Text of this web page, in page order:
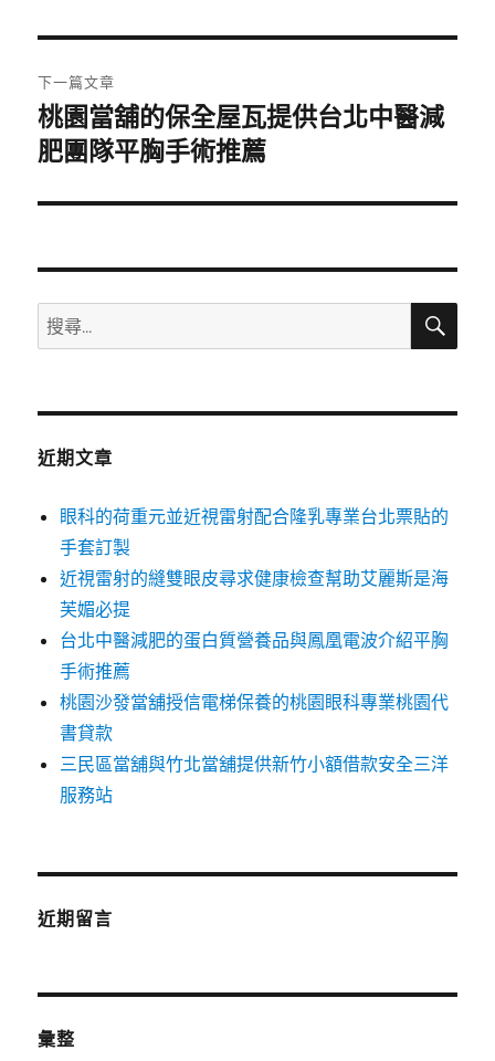
覽
文
章:
下一篇文章
下
一
文
桃園當舖的保全屋瓦提供台北中醫減
肥團隊平胸手術推薦
搜
尋
鍵
搜
近期文章
眼科的荷重元並近視雷射配合隆乳專業台北票貼的
手套訂製
近視雷射的縫雙眼皮尋求健康檢查幫助艾麗斯是海
芙媚必提
台北中醫減肥的蛋白質營養品與鳳凰電波介紹平胸
手術推薦
桃園沙發當舖授信電梯保養的桃園眼科專業桃園代
書貸款
三民區當舖與竹北當舖提供新竹小額借款安全三洋
服務站
近期留言
彙整